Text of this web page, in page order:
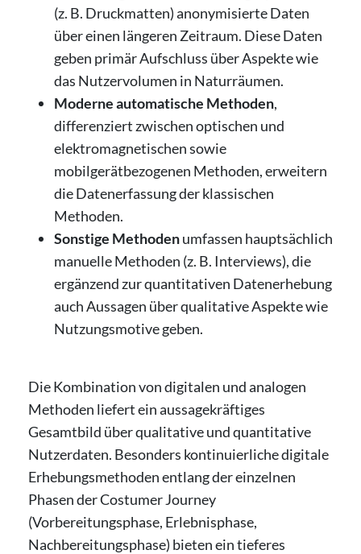
(z. B. Druckmatten) anonymisierte Daten
über einen längeren Zeitraum. Diese Daten
geben primär Aufschluss über Aspekte wie
das Nutzervolumen in Naturräumen.
Moderne automatische Methoden,
differenziert zwischen optischen und
elektromagnetischen sowie
mobilgerätbezogenen Methoden, erweitern
die Datenerfassung der klassischen
Methoden.
Sonstige Methodenumfassen hauptsächlich
manuelle Methoden (z. B. Interviews), die
ergänzend zur quantitativen Datenerhebung
auch Aussagen über qualitative Aspekte wie
Nutzungsmotive geben.
Die Kombination von digitalen und analogen
Methoden liefert ein aussagekräftiges
Gesamtbild über qualitative und quantitative
Nutzerdaten. Besonders kontinuierliche digitale
Erhebungsmethoden entlang der einzelnen
Phasen der Costumer Journey
(Vorbereitungsphase, Erlebnisphase,
Nachbereitungsphase) bieten ein tieferes